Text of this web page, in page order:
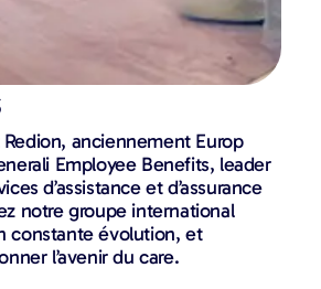
anciennement Europ
Employee Benefits, leader
d’assistance et d’assurance
notre groupe international
constante évolution, et
l’avenir du care.